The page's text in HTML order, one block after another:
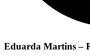
Eduarda Martins –